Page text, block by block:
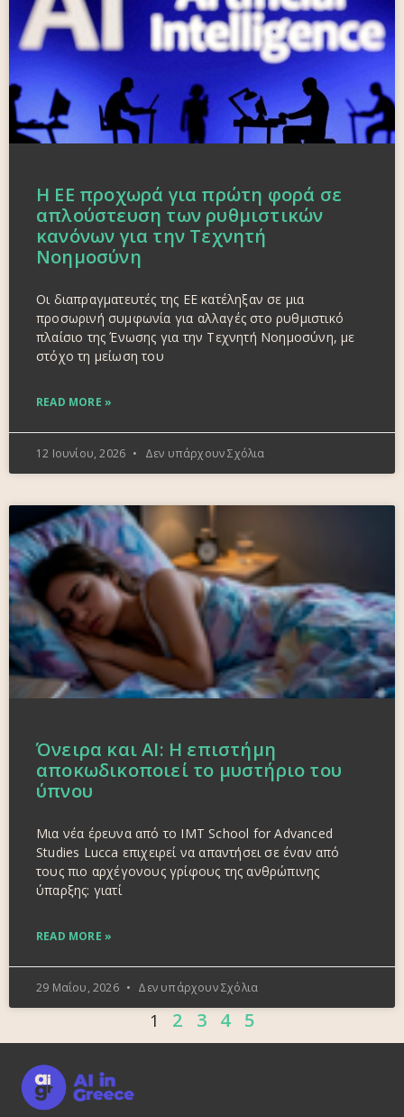
Η ΕΕ προχωρά για πρώτη φορά σε
απλούστευση των ρυθμιστικών
κανόνων για την Τεχνητή
Νοημοσύνη
Οι διαπραγματευτές της ΕΕ κατέληξαν σε μια
προσωρινή συμφωνία για αλλαγές στο ρυθμιστικό
πλαίσιο της Ένωσης για την Τεχνητή Νοημοσύνη, με
στόχο τη μείωση του
READ MORE »
12 Ιουνίου, 2026 Δεν υπάρχουν Σχόλια
Όνειρα και AI: Η επιστήμη
αποκωδικοποιεί το μυστήριο του
ύπνου
Μια νέα έρευνα από το IMT School for Advanced
Studies Lucca επιχειρεί να απαντήσει σε έναν από
τους πιο αρχέγονους γρίφους της ανθρώπινης
ύπαρξης: γιατί
READ MORE »
29 Μαΐου, 2026 Δεν υπάρχουν Σχόλια
1 2 3 4 5